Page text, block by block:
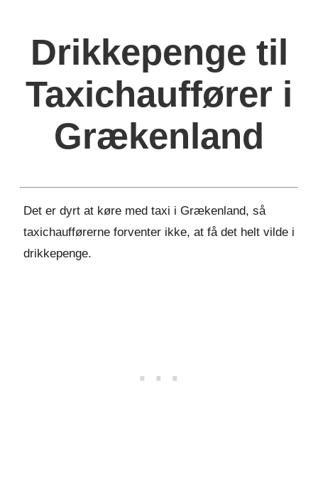
Drikkepenge til
Taxichauffører i
Grækenland
Det er dyrt at køre med taxi i Grækenland, så
taxichaufførerne forventer ikke, at få det helt vilde i
drikkepenge.